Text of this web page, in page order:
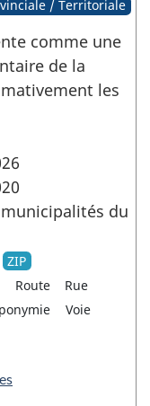
/ Territoriale
comme une
de la
les
du
ZIP
Route
Rue
Voie